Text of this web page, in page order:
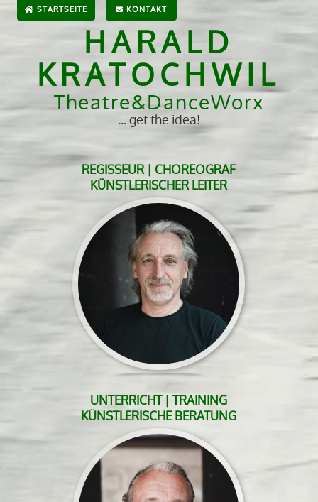
STARTSEITE KONTAKT
HARALD
KRATOCHWIL
Theatre&DanceWorx
... get the idea!
REGISSEUR | CHOREOGRAF
KÜNSTLERISCHER LEITER
UNTERRICHT | TRAINING
KÜNSTLERISCHE BERATUNG